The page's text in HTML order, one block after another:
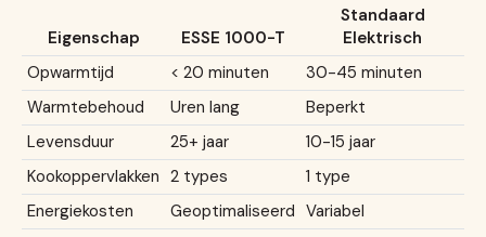
Eigenschap ESSE 1000-T
Standaard
Elektrisch
Opwarmtijd
< 20 minuten
30-45 minuten
Warmtebehoud
Uren lang
Beperkt
Levensduur
25+ jaar
10-15 jaar
Kookoppervlakken 2 types
1 type
Energiekosten
Geoptimaliseerd Variabel